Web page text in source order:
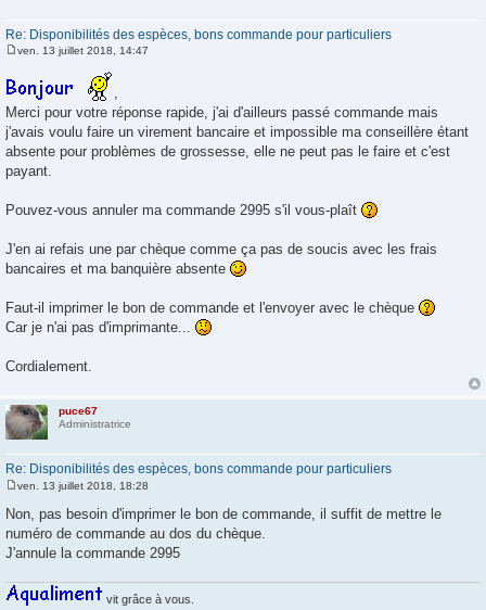
Re: Disponibilités des espèces, bons commande pour particuliers
s
a
e
ven. 13 juillet 2018, 14:47
,
Merci pour votre réponse rapide, j'ai d'ailleurs passé commande mais
j'avais voulu faire un virement bancaire et impossible ma conseillère étant
absente pour problèmes de grossesse, elle ne peut pas le faire et c'est
payant.
Pouvez-vous annuler ma commande 2995 s'il vous-plaît
J'en ai refais une par chèque comme ça pas de soucis avec les frais
bancaires et ma banquière absente
Faut-il imprimer le bon de commande et l'envoyer avec le chèque
Car je n'ai pas d'imprimante...
Cordialement.
puce67
Administratrice
Re: Disponibilités des espèces, bons commande pour particuliers
s
s
g
ven. 13 juillet 2018, 18:28
Non, pas besoin d'imprimer le bon de commande, il suffit de mettre le
numéro de commande au dos du chèque.
J'annule la commande 2995
vit grâce à vous.